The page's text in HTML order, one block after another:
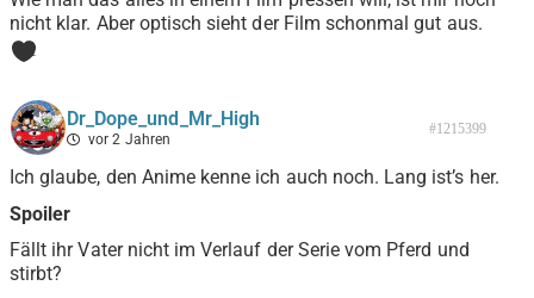
nicht klar. Aber optisch sieht der Film schonmal gut aus.
1
Dr_Dope_und_Mr_High
vor 2 Jahren
#1215399
Ich glaube, den Anime kenne ich auch noch. Lang ist’s her.
Spoiler
Fällt ihr Vater nicht im Verlauf der Serie vom Pferd und
stirbt?